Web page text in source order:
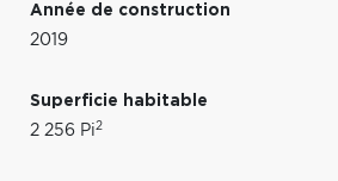
Année de construction
2019
Superficie habitable
2 256 Pi2